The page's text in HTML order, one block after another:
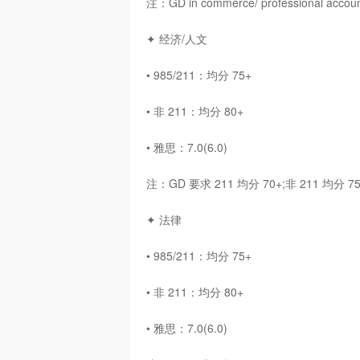
✦ 经济/人文
• 985/211：均分 75+
• 非 211：均分 80+
• 雅思：7.0(6.0)
注：GD 要求 211 均分 70+;非 211 均分
✦ 法律
• 985/211：均分 75+
• 非 211：均分 80+
• 雅思：7.0(6.0)